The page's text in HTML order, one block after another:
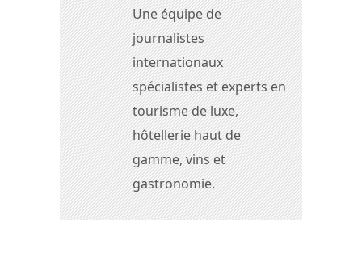
Une équipe de
journalistes
internationaux
spécialistes et experts en
tourisme de luxe,
hôtellerie haut de
gamme, vins et
gastronomie.